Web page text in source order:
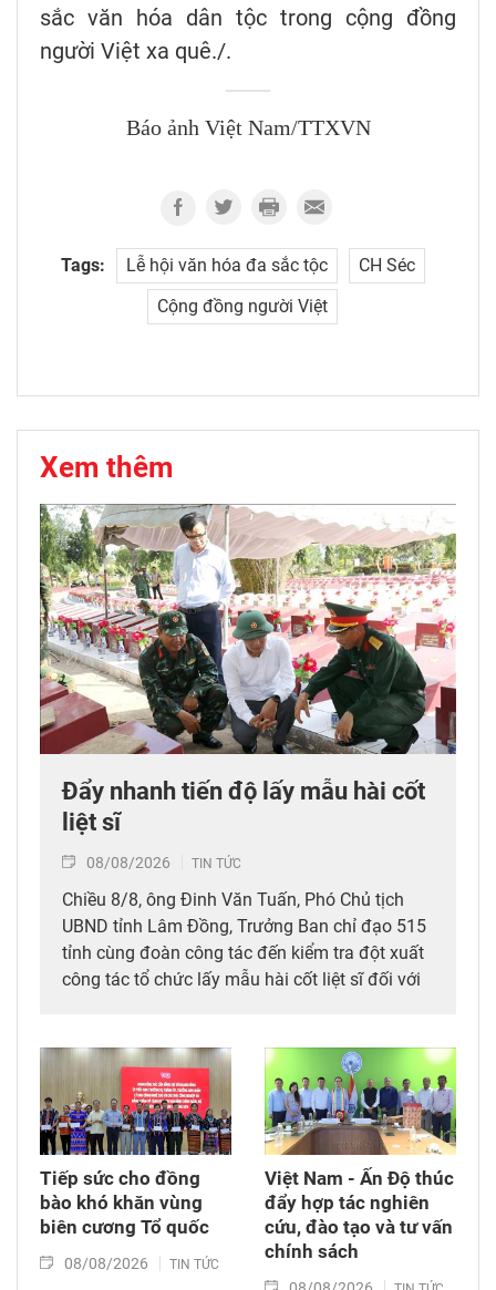
sắc văn hóa dân tộc trong cộng đồng
người Việt xa quê./.
Báo ảnh Việt Nam/TTXVN
Tags: Lễ hội văn hóa đa sắc tộc
CH Séc
Cộng đồng người Việt
Xem thêm
Đẩy nhanh tiến độ lấy mẫu hài cốt
liệt sĩ
08/08/2026 TIN TỨC
Chiều 8/8, ông Đinh Văn Tuấn, Phó Chủ tịch
UBND tỉnh Lâm Đồng, Trưởng Ban chỉ đạo 515
tỉnh cùng đoàn công tác đến kiểm tra đột xuất
công tác tổ chức lấy mẫu hài cốt liệt sĩ đối với
thời tặng quà cho cán bộ, chiến sĩ tham gia
công tác lấy mẫu tại đây.
Tiếp sức cho đồng
bào khó khăn vùng
biên cương Tổ quốc
08/08/2026 TIN TỨC
Việt Nam - Ấn Độ thúc
đẩy hợp tác nghiên
cứu, đào tạo và tư vấn
chính sách